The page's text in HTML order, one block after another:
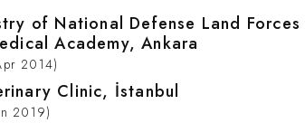
of National Defense Land Forces
Academy, Ankara
2014)
Clinic, İstanbul
2019)